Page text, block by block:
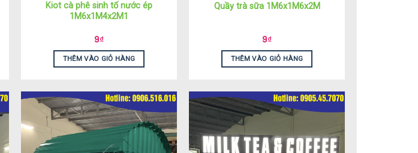
Kiot cà phê sinh tố nước ép
1M6x1M4x2M1
9₫
THÊM VÀO GIỎ HÀNG
Quầy trà sữa 1M6x1M6x2M
9₫
THÊM VÀO GIỎ HÀNG